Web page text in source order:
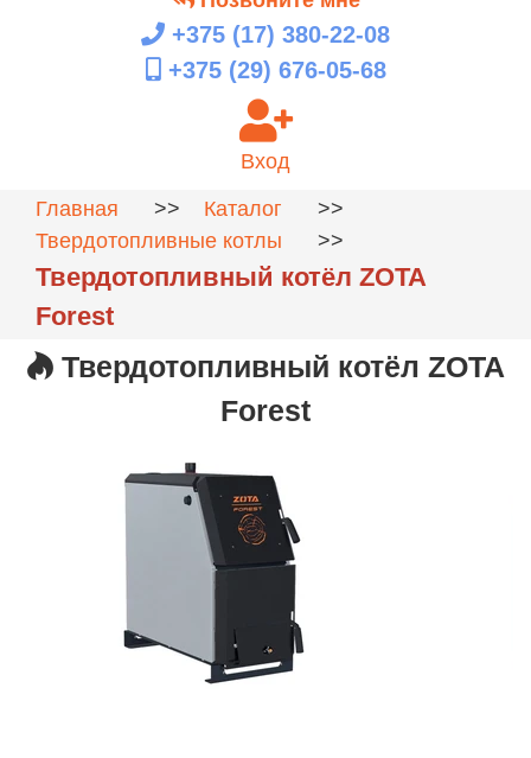
+375 (17) 380-22-08
+375 (29) 676-05-68
Вход
Главная
>> Каталог
>>
Твердотопливные котлы
>>
Твердотопливный котёл ZOTA
Forest
Твердотопливный котёл ZOTA
Forest